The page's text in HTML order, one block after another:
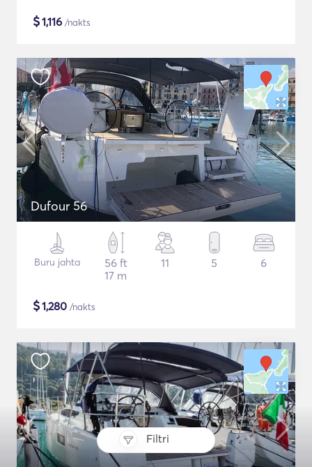
Filtri
$1,116 /nakts
Dufour 56
Buru jahta
56 ft
17 m
11 5 6
$1,280 /nakts